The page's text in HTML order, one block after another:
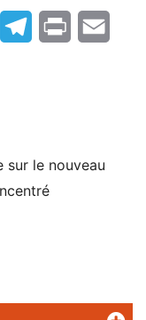
WhatsAppTelegram
Print
sur le nouveau